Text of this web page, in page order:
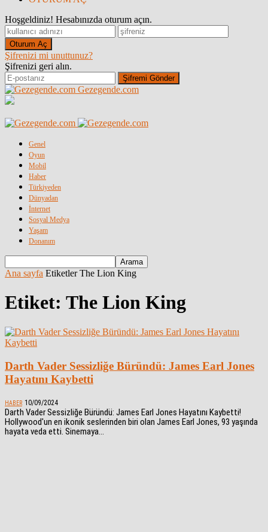
Hoşgeldiniz! Hesabınızda oturum açın.
Şifrenizi mi unuttunuz?
Şifrenizi geri alın.
Gezegende.com
Genel
Oyun
Mobil
Haber
Türkiyeden
Dünyadan
İnternet
Sosyal Medya
Yaşam
Donanım
Ana sayfa Etiketler The Lion King
Etiket: The Lion King
Darth Vader Sessizliğe Büründü: James Earl Jones
Hayatını Kaybetti
HABER 10/09/2024
Darth Vader Sessizliğe Büründü: James Earl Jones Hayatını Kaybetti!
Hollywood'un en ikonik seslerinden biri olan James Earl Jones, 93 yaşında
hayata veda etti. Sinemaya...